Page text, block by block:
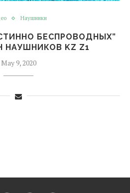
Наушники
БЕСПРОВОДНЫХ”
НАУШНИКОВ KZ Z1
May 9, 2020